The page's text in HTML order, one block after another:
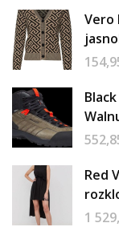
Vero
Red
1